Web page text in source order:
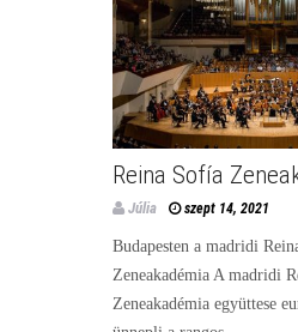
Reina Sofía
Júlia szept 14, 2021
Budapesten a madridi
Zeneakadémia A madridi
Zeneakadémia együttese